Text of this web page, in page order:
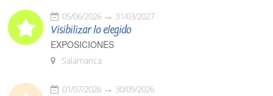
05/06/2026 31/03/2027
Visibilizar lo elegido
EXPOSICIONES
Salamanca
01/07/2026 30/09/2026